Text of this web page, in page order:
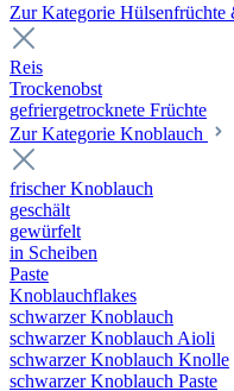
Zur Kategorie Hülsenfrüchte
Reis
Trockenobst
gefriergetrocknete Früchte
Zur Kategorie Knoblauch
frischer Knoblauch
geschält
gewürfelt
in Scheiben
Paste
Knoblauchflakes
schwarzer Knoblauch
schwarzer Knoblauch Aioli
schwarzer Knoblauch Knolle
schwarzer Knoblauch Paste